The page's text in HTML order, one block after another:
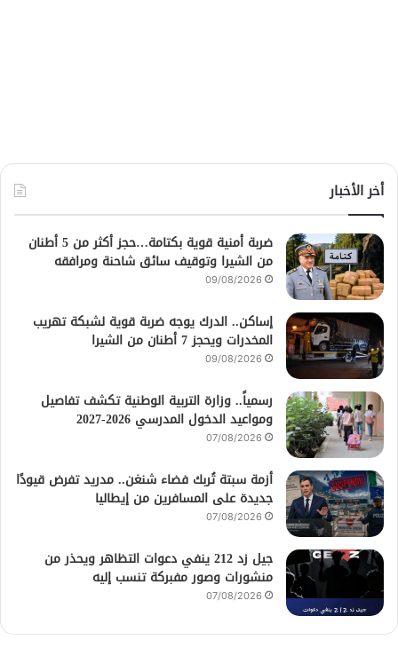
أخر الأخبار
ضربة أمنية قوية بكتامة…حجز أكثر من 5 أطنان
من الشيرا وتوقيف سائق شاحنة ومرافقه
09/08/2026
إساكن.. الدرك يوجه ضربة قوية لشبكة تهريب
المخدرات ويحجز 7 أطنان من الشيرا
09/08/2026
رسمياً.. وزارة التربية الوطنية تكشف تفاصيل
ومواعيد الدخول المدرسي 2026-2027
07/08/2026
أزمة سبتة تُربك فضاء شنغن.. مدريد تفرض قيودًا
جديدة على المسافرين من إيطاليا
07/08/2026
جيل زد 212 ينفي دعوات التظاهر ويحذر من
منشورات وصور مفبركة تنسب إليه
07/08/2026